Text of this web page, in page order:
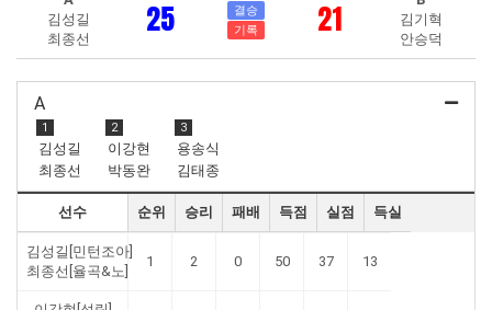
김성길
최종선
25
결승
기록
21
김기혁
안승덕
A
1
김성길
최종선
2
이강현
박동완
3
용송식
김태종
선수 순위 승리 패배 득점 실점 득실
김성길[민턴조아]
최종선[율곡&노]
1 2 0 50 37 13